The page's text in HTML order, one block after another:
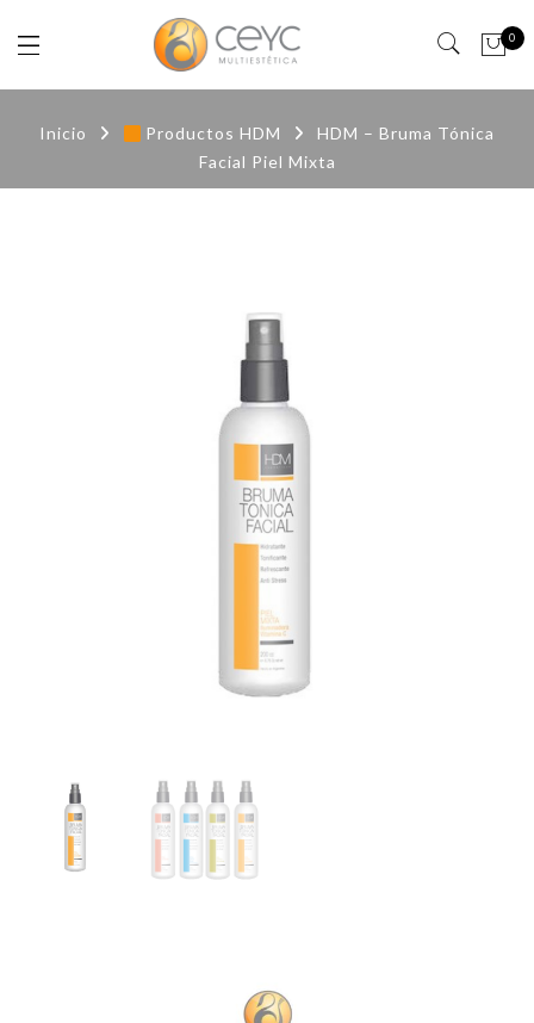
0
Inicio Productos HDM
HDM – Bruma Tónica
Facial Piel Mixta